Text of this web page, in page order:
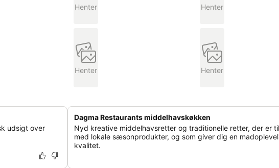
Henter Henter
Henter Henter
udsigt over
Dagma Restaurants middelhavskøkken
Nyd kreative middelhavsretter og traditionelle retter, der er
med lokale sæsonprodukter, og som giver dig en
kvalitet.